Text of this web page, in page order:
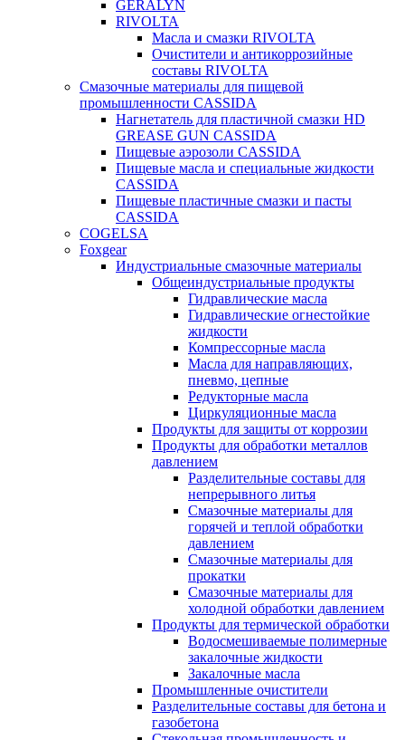
GERALYN
RIVOLTA
Масла и смазки RIVOLTA
Очистители и антикоррозийные
составы RIVOLTA
Смазочные материалы для пищевой
промышленности CASSIDA
Нагнетатель для пластичной смазки HD
GREASE GUN CASSIDA
Пищевые аэрозоли CASSIDA
Пищевые масла и специальные жидкости
CASSIDA
Пищевые пластичные смазки и пасты
CASSIDA
COGELSA
Foxgear
Индустриальные смазочные материалы
Общеиндустриальные продукты
Гидравлические масла
Гидравлические огнестойкие
жидкости
Компрессорные масла
Масла для направляющих,
пневмо, цепные
Редукторные масла
Циркуляционные масла
Продукты для защиты от коррозии
Продукты для обработки металлов
давлением
Разделительные составы для
непрерывного литья
Смазочные материалы для
горячей и теплой обработки
давлением
Смазочные материалы для
прокатки
Смазочные материалы для
холодной обработки давлением
Продукты для термической обработки
Водосмешиваемые полимерные
закалочные жидкости
Закалочные масла
Промышленные очистители
Разделительные составы для бетона и
газобетона